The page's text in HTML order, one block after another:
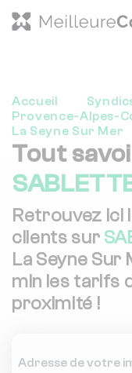
Accueil
Provence-Alpes-
La Seyne Sur Mer
Tout
Retrouvez ici
clients sur
La Seyne Sur
min les tarifs
proximité !